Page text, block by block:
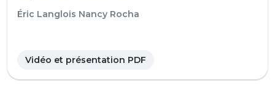
Éric Langlois Nancy Rocha
Vidéo et présentation PDF